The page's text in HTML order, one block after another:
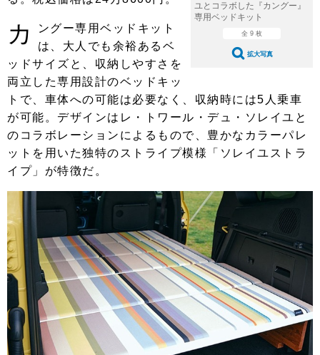
フィルム・ラッピング
ストップ 不具合修理＆粗悪修理
カーメーカー「旧車」関連プロジェ
クト
コラム
ショップ紹介
ショップレポート プロショップ検索
レストア
カーメーカー「旧車」関連プロジ
ェクト
インタビュー
イベント
イベント告知 イベントレポート
ユとコラボした『カングー』
専用ベッドキット
全 9 枚
拡大写真
カ
ングー専用ベッドキット
は、大人でも余裕あるベ
ッドサイズと、収納しやすさを
両立した専用設計のベッドキッ
トで、車体への可能は必要なく、収納時には5人乗車
が可能。デザインはレ・トワール・デュ・ソレイユと
のコラボレーションによるもので、豊かなカラーパレ
ットを用いた独特のストライプ模様「ソレイユストラ
イプ」が特徴だ。